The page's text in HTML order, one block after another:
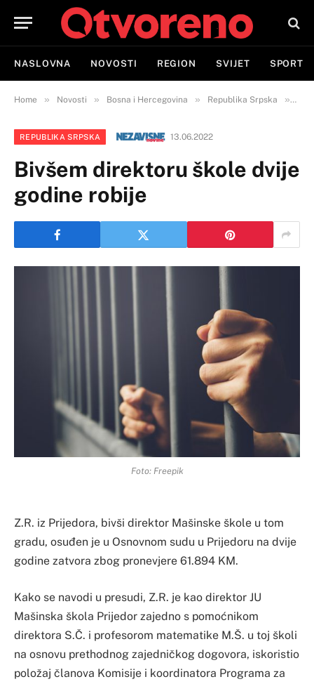
NASLOVNA NOVOSTI REGION SVIJET SPORT
Home » Novosti » Bosna i Hercegovina » Republika Srpska »
REPUBLIKA SRPSKA 13.06.2022
Bivšem direktoru škole dvije
godine robije
Foto: Freepik
Z.R. iz Prijedora, bivši direktor Mašinske škole u tom
gradu, osuđen je u Osnovnom sudu u Prijedoru na dvije
godine zatvora zbog pronevjere 61.894 KM.
Kako se navodi u presudi, Z.R. je kao direktor JU
Mašinska škola Prijedor zajedno s pomoćnikom
direktora S.Č. i profesorom matematike M.Š. u toj školi
na osnovu prethodnog zajedničkog dogovora, iskoristio
položaj članova Komisije i koordinatora Programa za